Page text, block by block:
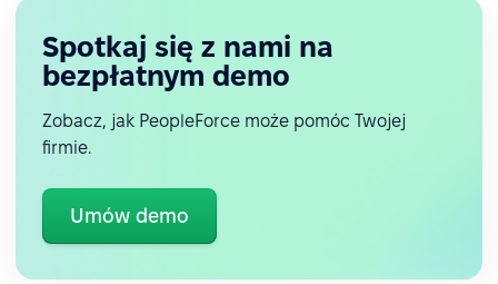
Spotkaj się z nami na
bezpłatnym demo
Zobacz, jak PeopleForce może pomóc Twojej
firmie.
Umów demo